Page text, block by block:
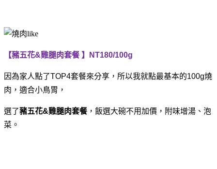
【豬五花&雞腿肉套餐 】NT180/100g
因為家人點了TOP4套餐來分享，所以我就點最基本的100g燒
肉， 適合小鳥胃，
選了豬五花&雞腿肉套餐，飯選大碗不用加價，附味增湯、泡
菜。